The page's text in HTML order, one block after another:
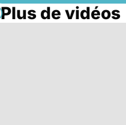
Plus de vidéos